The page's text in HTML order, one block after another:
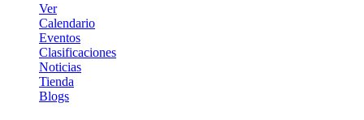
Ver
Calendario
Eventos
Clasificaciones
Noticias
Tienda
Blogs